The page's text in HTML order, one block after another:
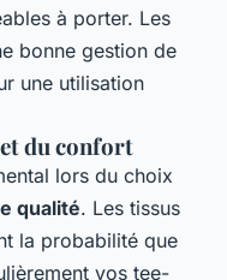
à porter. Les
bonne gestion de
une utilisation
du confort
lors du choix
qualité. Les tissus
la probabilité que
vos tee-